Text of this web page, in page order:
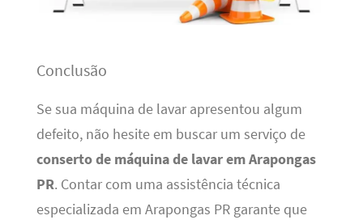
Conclusão
Se sua máquina de lavar apresentou algum
defeito, não hesite em buscar um serviço de
conserto de máquina de lavar em Arapongas
PR. Contar com uma assistência técnica
especializada em Arapongas PR garante que